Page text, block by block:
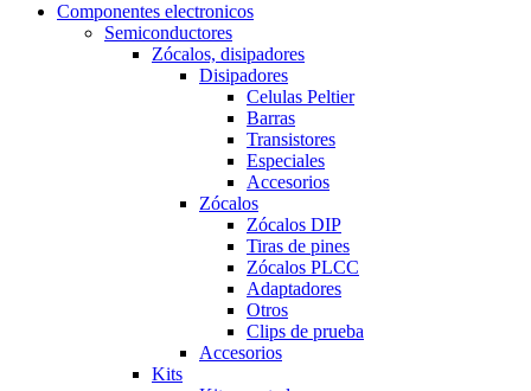
Componentes electronicos
Semiconductores
Zócalos, disipadores
Disipadores
Celulas Peltier
Barras
Transistores
Especiales
Accesorios
Zócalos
Zócalos DIP
Tiras de pines
Zócalos PLCC
Adaptadores
Otros
Clips de prueba
Accesorios
Kits